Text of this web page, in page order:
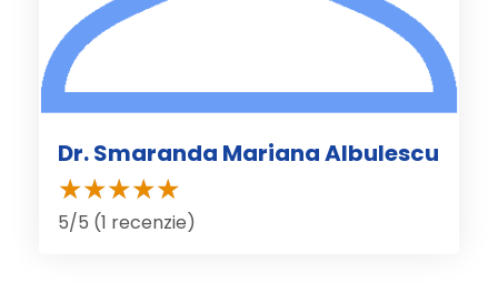
Dr. Smaranda Mariana Albulescu
5/5 (1 recenzie)